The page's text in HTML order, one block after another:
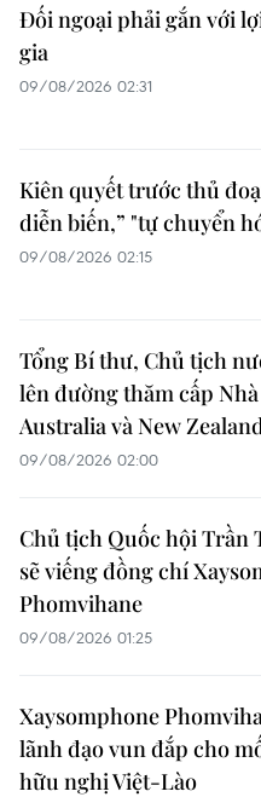
Đối ngoại phải gắn với
gia
09/08/2026 02:31
Kiên quyết trước thủ
diễn biến,” "tự chuyển
09/08/2026 02:15
Tổng Bí thư, Chủ tịch
lên đường thăm cấp
Australia và New Zealand
09/08/2026 02:00
Chủ tịch Quốc hội Trần
sẽ viếng đồng chí
Phomvihane
09/08/2026 01:25
Xaysomphone
lãnh đạo vun đắp cho
hữu nghị Việt-Lào